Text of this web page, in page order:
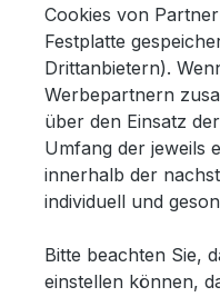
Cookies von
Festplatte
Drittanbietern).
Werbepartnern
über den Einsatz
Umfang der jeweils
innerhalb der
individuell und
Bitte beachten Sie,
einstellen können,